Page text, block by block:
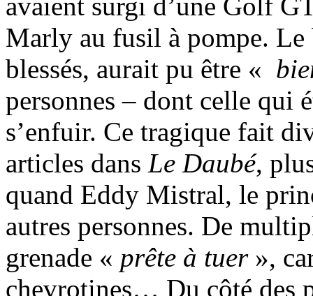
Marly au fusil à pompe.
blessés, aurait pu être «
personnes – dont celle qui
s’enfuir. Ce tragique fait
articles dans Le Daubé,
quand Eddy Mistral, le
autres personnes. De
grenade « prête à tuer»,
chevrotines… Du côté des